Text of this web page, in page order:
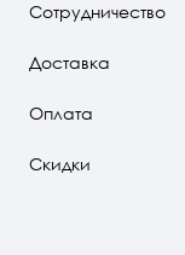
Сотрудничество
Доставка
Оплата
Скидки